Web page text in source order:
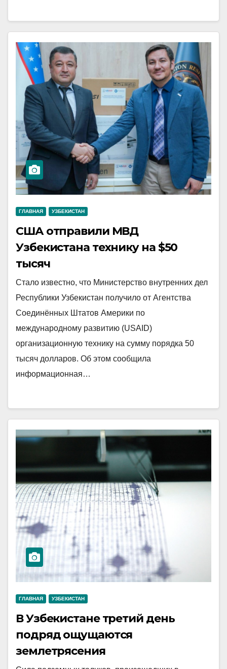
ГЛАВНАЯ УЗБЕКИСТАН
США отправили МВД
Узбекистана технику на $50
тысяч
Стало известно, что Министерство внутренних дел
Республики Узбекистан получило от Агентства
Соединённых Штатов Америки по
международному развитию (USAID)
организационную технику на сумму порядка 50
тысяч долларов. Об этом сообщила
информационная…
ГЛАВНАЯ УЗБЕКИСТАН
В Узбекистане третий день
подряд ощущаются
землетрясения